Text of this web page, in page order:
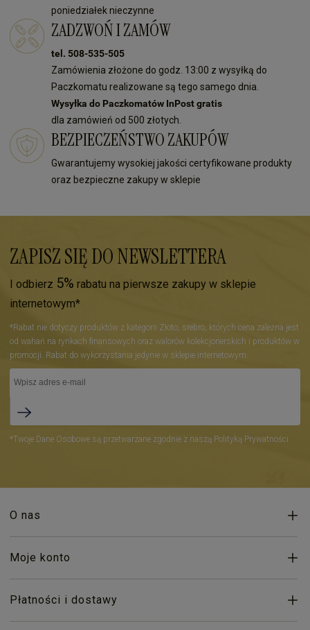
poniedziałek nieczynne
ZADZWOŃ I ZAMÓW
tel. 508-535-505
Zamówienia złożone do godz. 13:00 z wysyłką do
Paczkomatu realizowane są tego samego dnia.
Wysyłka do Paczkomatów InPost gratis
dla zamówień od 500 złotych.
BEZPIECZEŃSTWO ZAKUPÓW
Gwarantujemy wysokiej jakości certyfikowane produkty
oraz bezpieczne zakupy w sklepie
ZAPISZ SIĘ DO NEWSLETTERA
I odbierz 5% rabatu na pierwsze zakupy w sklepie
internetowym*
*Rabat nie dotyczy produktów z kategorii Złoto, srebro, których cena zależna jest
od wahań na rynkach finansowych oraz walorów kolekcjonerskich i produktów w
promocji. Rabat do wykorzystania jedynie w sklepie internetowym.
*Twoje Dane Osobowe są przetwarzane zgodnie z naszą Polityką Prywatności.
O nas
Moje konto
Płatności i dostawy